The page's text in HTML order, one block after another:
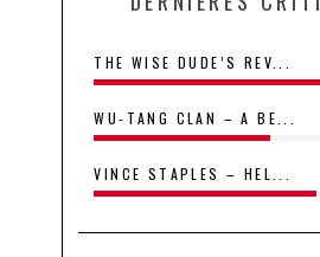
THE WISE DUDE’S REV...
WU-TANG CLAN – A BE...
VINCE STAPLES – HEL...